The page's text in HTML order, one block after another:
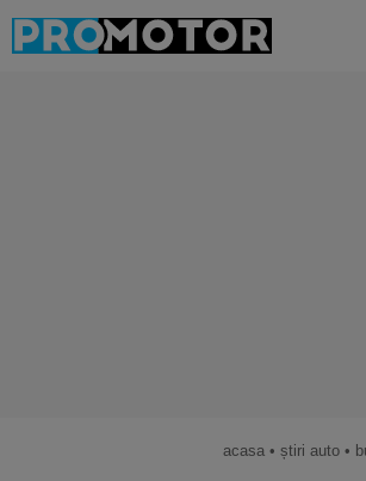
acasa • știri auto •